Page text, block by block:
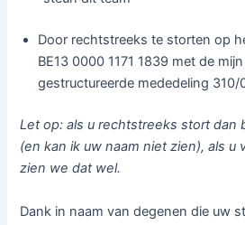
Door rechtstreeks te storten op
BE13 0000 1171 1839 met de
gestructureerde mededeling
Let op: als u rechtstreeks stort dan
(en kan ik uw naam niet zien), als u
zien we dat wel.
Dank in naam van degenen die uw